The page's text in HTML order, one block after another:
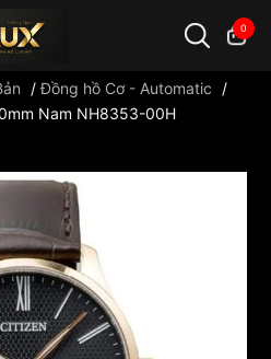
0
/Đồng hồ Cơ - Automatic
/
Nam NH8353-00H